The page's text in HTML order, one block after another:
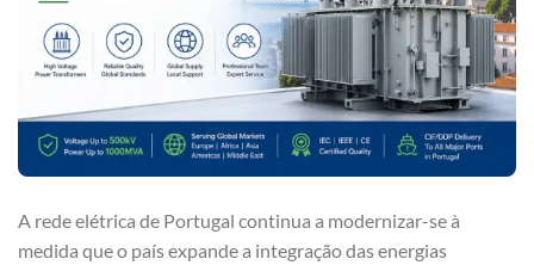
A rede elétrica de Portugal continua a modernizar-se à
medida que o país expande a integração das energias